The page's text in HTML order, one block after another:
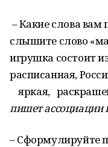
– Какие слова вам
слышите слово
игрушка состоит
расписанная,
яркая,
пишет ассоциации
– Сформулируйте